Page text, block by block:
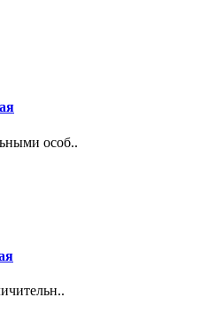
особ..